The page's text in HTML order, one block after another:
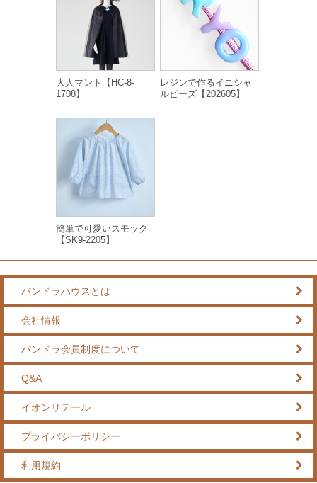
大人マント【HC-8-
1708】
レジンで作るイニシャ
ルビーズ【202605】
簡単で可愛いスモック
【SK9-2205】
パンドラハウスとは
会社情報
パンドラ会員制度について
Q&A
イオンリテール
プライバシーポリシー
利用規約